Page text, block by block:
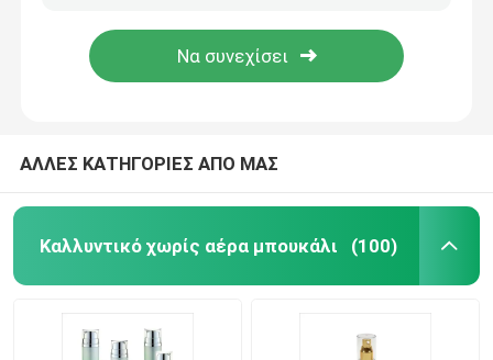
ΑΛΛΕΣ ΚΑΤΗΓΟΡΙΕΣ ΑΠΟ ΜΑΣ
Καλλυντικό χωρίς αέρα μπουκάλι (100)